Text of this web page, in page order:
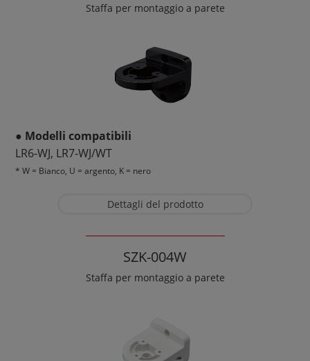
Staffa per montaggio a parete
● Modelli compatibili
LR6-WJ, LR7-WJ/WT
* W = Bianco, U = argento, K = nero
Dettagli del prodotto
SZK-004W
Staffa per montaggio a parete